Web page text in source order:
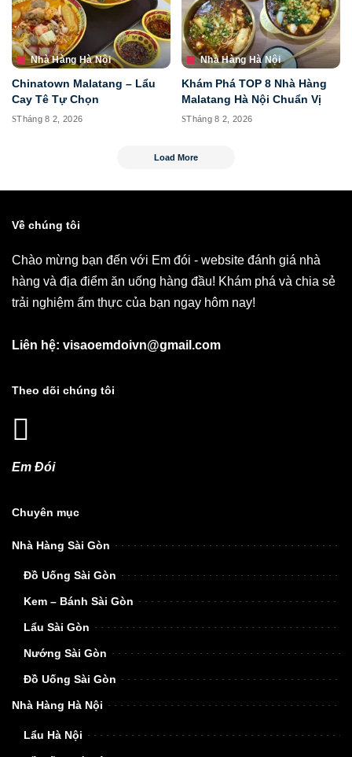
Nhà Hàng Hà Nội
Chinatown Malatang – Lẩu
Cay Tê Tự Chọn
Tháng 8 2, 2026
Nhà Hàng Hà Nội
Khám Phá TOP 8 Nhà Hàng
Malatang Hà Nội Chuẩn Vị
Tháng 8 2, 2026
Load More
Về chúng tôi
Chào mừng bạn đến với Em đói - website đánh giá nhà
hàng và địa điểm ăn uống hàng đầu! Khám phá và chia sẻ
trải nghiệm ẩm thực của bạn ngay hôm nay!
Liên hệ: visaoemdoivn@gmail.com
Theo dõi chúng tôi
Em Đói
Chuyên mục
Nhà Hàng Sài Gòn
Đồ Uống Sài Gòn
Kem – Bánh Sài Gòn
Lẩu Sài Gòn
Nướng Sài Gòn
Đồ Uống Sài Gòn
Nhà Hàng Hà Nội
Lẩu Hà Nội